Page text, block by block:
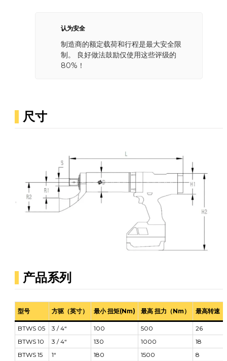
认为安全
制造商的额定载荷和行程是最大安全限
制。 良好做法鼓励仅使用这些评级的
80%！
尺寸
产品系列
型号 方驱（英寸） 最小 扭矩(Nm) 最高 扭力（Nm） 最高转速
BTWS 05 3 / 4“ 100 500
26
BTWS 10
3 / 4“ 130 1000
18
BTWS 15
1“ 180 1500
8